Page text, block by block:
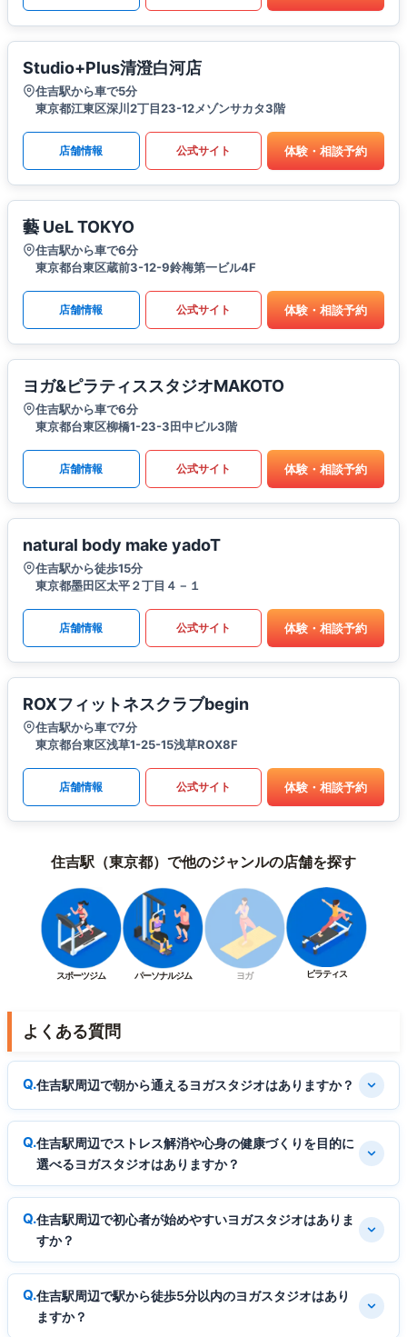
Studio+Plus清澄白河店
住吉駅から車で5分
東京都江東区深川2丁目23-12メゾンサカタ3階
店舗情報 公式サイト 体験・相談予約
藝 UeL TOKYO
住吉駅から車で6分
東京都台東区蔵前3-12-9鈴梅第一ビル4F
店舗情報 公式サイト 体験・相談予約
ヨガ&ピラティススタジオMAKOTO
住吉駅から車で6分
東京都台東区柳橋1-23-3田中ビル3階
店舗情報 公式サイト 体験・相談予約
natural body make yadoT
住吉駅から徒歩15分
東京都墨田区太平２丁目４－１
店舗情報 公式サイト 体験・相談予約
ROXフィットネスクラブbegin
住吉駅から車で7分
東京都台東区浅草1-25-15浅草ROX8F
店舗情報 公式サイト 体験・相談予約
住吉駅（東京都）で他のジャンルの店舗を探す
スポーツジム パーソナルジム ヨガ ピラティス
よくある質問
住吉駅周辺で朝から通えるヨガスタジオはありますか？
住吉駅周辺でストレス解消や心身の健康づくりを目的に
選べるヨガスタジオはありますか？
住吉駅周辺で初心者が始めやすいヨガスタジオはありま
すか？
住吉駅周辺で駅から徒歩5分以内のヨガスタジオはあり
ますか？